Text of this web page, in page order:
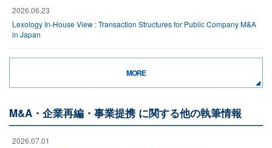
2026.06.23
Lexology In-House View : Transaction Structures for Public Company M&A
in Japan
MORE
M&A・企業再編・事業提携 に関する他の執筆情報
2026.07.01